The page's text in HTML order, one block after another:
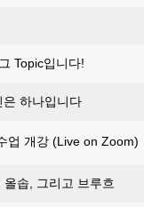
Topic입니다!
하나입니다
업 개강 (Live on Zoom)
솝, 그리고 브루흐